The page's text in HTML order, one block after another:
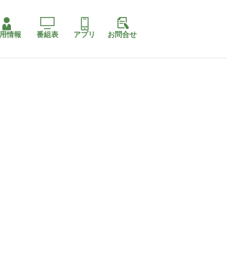
情報 番組表 アプリ お問合せ